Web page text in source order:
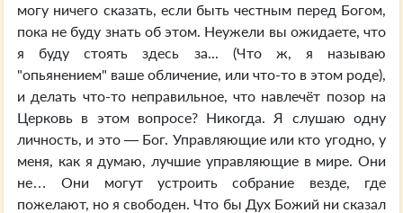
могу ничего сказать, если быть честным перед Богом,
пока не буду знать об этом. Неужели вы ожидаете, что
я буду стоять здесь за... (Что ж, я называю
"опьянением" ваше обличение, или что-то в этом роде),
и делать что-то неправильное, что навлечёт позор на
Церковь в этом вопросе? Никогда. Я слушаю одну
личность, и это — Бог. Управляющие или кто угодно, у
меня, как я думаю, лучшие управляющие в мире. Они
не… Они могут устроить собрание везде, где
пожелают, но я свободен. Что бы Дух Божий ни сказал